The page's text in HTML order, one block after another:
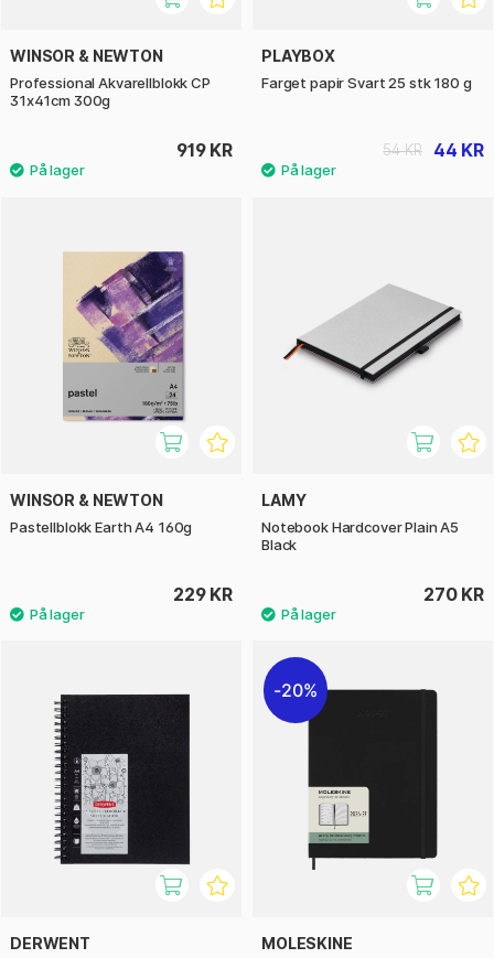
WINSOR & NEWTON
Professional Akvarellblokk CP
31x41cm 300g
919 KR
PLAYBOX
Farget papir Svart 25 stk 180 g
44 KR
54 KR
WINSOR & NEWTON
Pastellblokk Earth A4 160g
229 KR
LAMY
Notebook Hardcover Plain A5
Black
270 KR
DERWENT
20%
MOLESKINE